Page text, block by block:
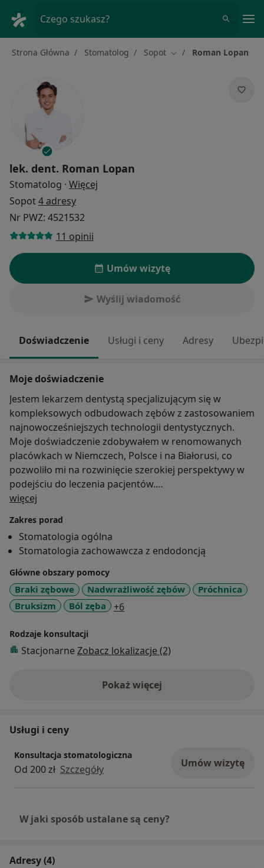
Czego szukasz?
Strona Główna Stomatolog Sopot Zmień miasto
Roman Lopan
lek. dent. Roman Lopan
Stomatolog · Więcej
Sopot4 adresy
Nr PWZ: 4521532
11 opinii
Umów wizytę
Wyślij wiadomość
Doświadczenie Usługi i ceny Adresy
Moje doświadczenie
Jestem lekarzem dentystą specjalizującym się w
kompleksowych odbudowach zębów z zastosowaniem
najnowocześniejszych technologii dentystycznych.
Moje doświadczenie zdobywałem w renomowanych
placówkach w Niemczech, Polsce i na Białorusi, co
pozwoliło mi na rozwinięcie szerokiej perspektywy w
podejściu do leczenia pacjentów.
planów leczenia, opartych na indywidualnych
potrzebach pacjentów, przy jednoczesnym
wykorzystaniu zaawansowanych technologii. Duży
nacisk kładę na efektywną komunikację, dzięki czemu
pacjenci czują się dobrze poinformowani i
zaangażowani w proces leczenia.
pacjentów, zarówno ze wschodnich, jak i zachodnich
systemów medycznych, stale poszerzam swoje
praktyki z całego świata, które wdrażam, aby zapewnić
więcej
Zakres porad
Stomatologia ogólna
Stomatologia zachowawcza z endodoncją
Główne obszary pomocy
Braki zębowe Nadwrażliwość zębów
Próchnica
Bruksizm
Ból zęba +6a11y_sr_more_diseases
Rodzaje konsultacji
Stacjonarne Zobacz lokalizacje (2)
Pokaż więcejo doświadczeniu
Usługi i ceny
Konsultacja stomatologiczna
Od 200 zł Szczegóły Umów wizytę
W jaki sposób ustalane są ceny?
Adresy (4)